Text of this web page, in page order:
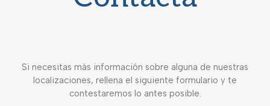
Si necesitas más información sobre alguna de nuestras
localizaciones, rellena el siguiente formulario y te
contestaremos lo antes posible.